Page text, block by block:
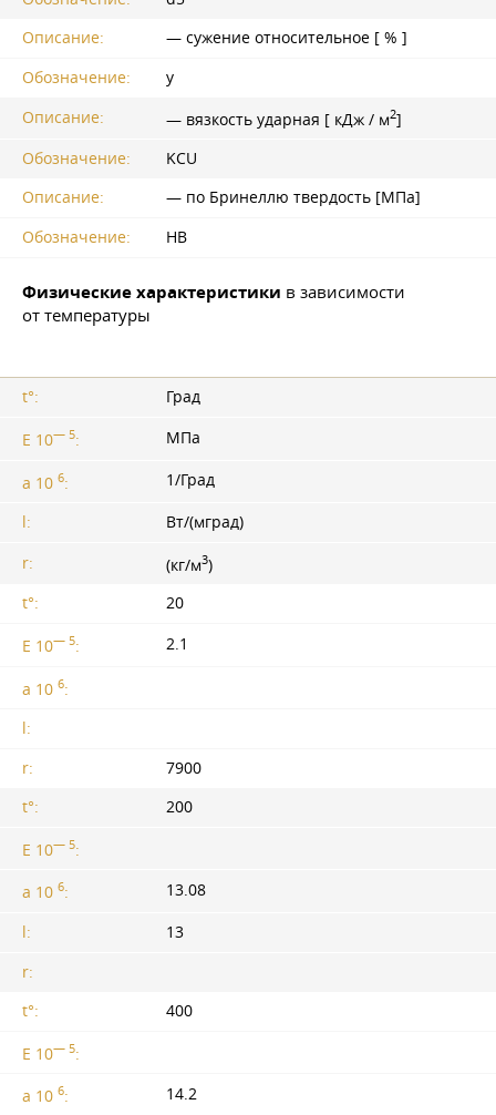
Описание:
— сужение относительное [ % ]
Обозначение:
y
Описание:
— вязкость ударная [ кДж / м2]
Обозначение:
KCU
Описание:
— по Бринеллю твердость [МПа]
Обозначение:
HB
Физические характеристики в зависимости
от температуры
t°: Град
E 10— 5: МПа
a 10 6: 1/Град
l: Вт/(мград)
r: (кг/м3)
t°:
20
E 10— 5: 2.1
a 10 6:
l:
r:
7900
t°:
200
E 10— 5:
a 10 6: 13.08
l:
13
r:
t°:
400
E 10— 5:
a 10 6: 14.2